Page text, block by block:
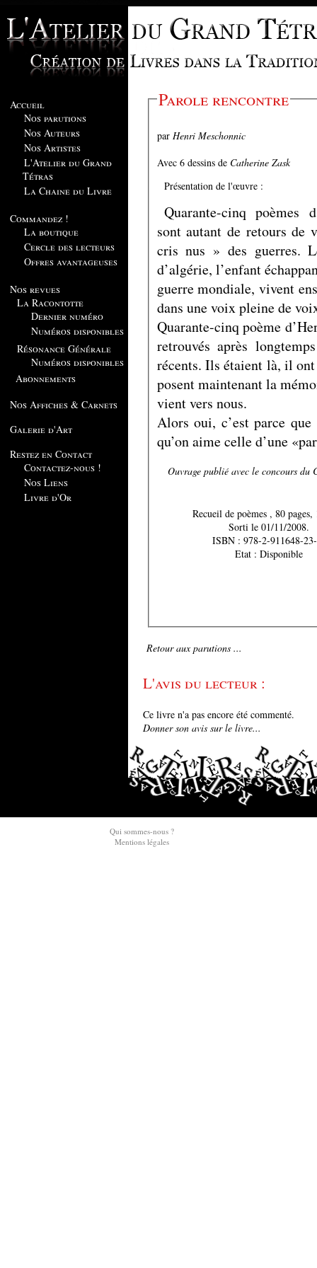
Accueil
Nos parutions
Nos Auteurs
Nos Artistes
L'Atelier du Grand
Tétras
La Chaine du Livre
Commandez !
La boutique
Cercle des lecteurs
Offres avantageuses
Nos revues
La Racontotte
Dernier numéro
Numéros disponibles
Résonance Générale
Numéros disponibles
Abonnements
Nos Affiches & Carnets
Galerie d'Art
Restez en Contact
Contactez-nous !
Nos Liens
Livre d'Or
Parole rencontre
par Henri Meschonnic
Avec 6 dessins de Catherine Zask
Présentation de l'œuvre :
Quarante-cinq poèmes
sont autant de retours de
cris nus » des guerres.
d’algérie, l’enfant
guerre mondiale, vivent
dans une voix pleine de
Quarante-cinq poème
retrouvés après
récents. Ils étaient là, il
posent maintenant la
vient vers nous.
Alors oui, c’est parce
qu’on aime celle d’une
Ouvrage publié avec le concours
Recueil de poèmes ,
Sorti le 01/11/2008.
ISBN : 978-2-911648-
Etat : Disponible
Retour aux parutions ...
L'avis du lecteur :
Ce livre n'a pas encore été commenté.
Donner son avis sur le livre...
Qui sommes-nous ?
Mentions légales